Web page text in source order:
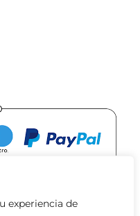
experiencia de